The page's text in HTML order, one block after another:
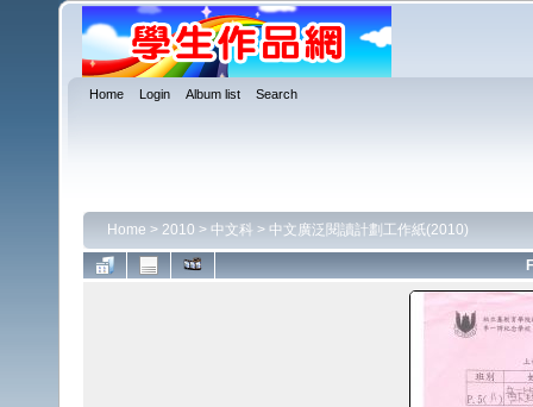
Home Login Album list Search
Home > 2010 > 中文科 > 中文廣泛閱讀計劃工作紙(2010)